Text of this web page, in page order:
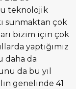
teknolojik
sunmaktan çok
bizim için çok
yaptığımız
daha da
da bu yıl
genelinde 41